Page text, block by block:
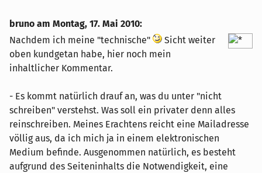
bruno am Montag, 17. Mai 2010:
Nachdem ich meine "technische"
Sicht weiter
oben kundgetan habe, hier noch mein
inhaltlicher Kommentar.
- Es kommt natürlich drauf an, was du unter "nicht
schreiben" verstehst. Was soll ein privater denn alles
reinschreiben. Meines Erachtens reicht eine Mailadresse
völlig aus, da ich mich ja in einem elektronischen
Medium befinde. Ausgenommen natürlich, es besteht
aufgrund des Seiteninhalts die Notwendigkeit, eine